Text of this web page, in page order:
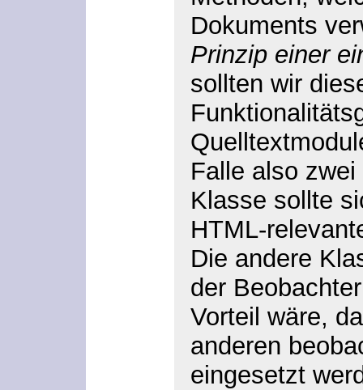
Dokuments
Prinzip einer
sollten wir
Falle also
Klasse sollte
HTML-
Die andere
der
Vorteil wäre,
anderen
eingesetzt